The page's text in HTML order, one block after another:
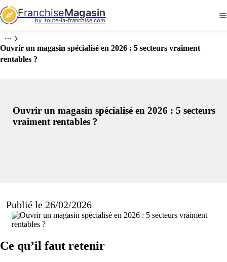
FranchiseMagasin
by  toute-la-franchise.com
Ouvrir un magasin spécialisé en 2026 : 5 secteurs vraiment
rentables ?
Ouvrir un magasin spécialisé en 2026 : 5 secteurs
vraiment rentables ?
Publié le 26/02/2026
Ce qu’il faut retenir